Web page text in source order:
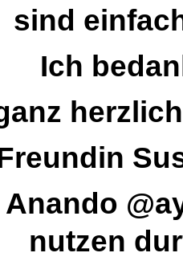
sind
Ich
nutzen